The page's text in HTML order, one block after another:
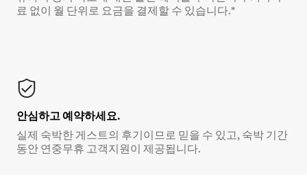
료 없이 월 단위로 요금을 결제할 수 있습니다.*
안심하고 예약하세요.
실제 숙박한 게스트의 후기이므로 믿을 수 있고, 숙박 기간
동안 연중무휴 고객지원이 제공됩니다.